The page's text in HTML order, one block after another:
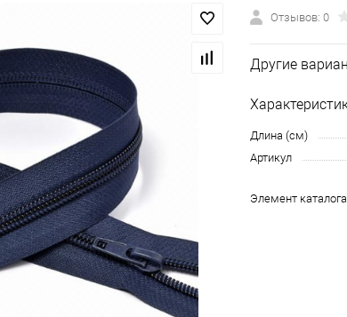
Отзывов: 0
Другие
Длина (см)
Артикул
Элемент каталога